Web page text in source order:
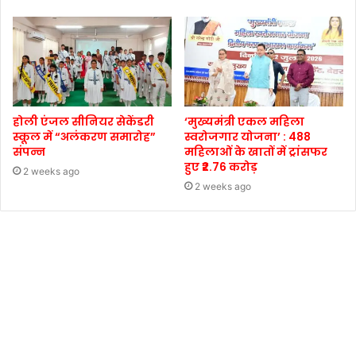
होली एंजल सीनियर सेकेंडरी
स्कूल में “अलंकरण समारोह”
संपन्न
2 weeks ago
‘मुख्यमंत्री एकल महिला
स्वरोजगार योजना’ : 488
महिलाओं के खातों में ट्रांसफर
हुए ₹2.76 करोड़
2 weeks ago